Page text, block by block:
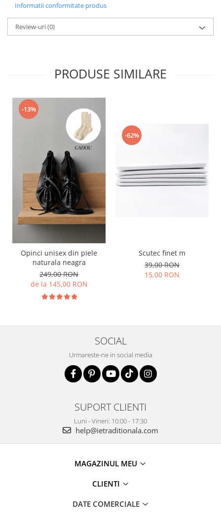
Informatii conformitate produs
Review-uri(0)
PRODUSE SIMILARE
-13%
Opinci unisex din piele
naturala neagra
249,00 RON
de la 145,00 RON
-62%
Scutec finet m
39,00 RON
15,00 RON
SOCIAL
Urmareste-ne in social media
SUPORT CLIENTI
Luni - Vineri: 10:00 - 17:30
help@ietraditionala.com
MAGAZINUL MEU
CLIENTI
DATE COMERCIALE